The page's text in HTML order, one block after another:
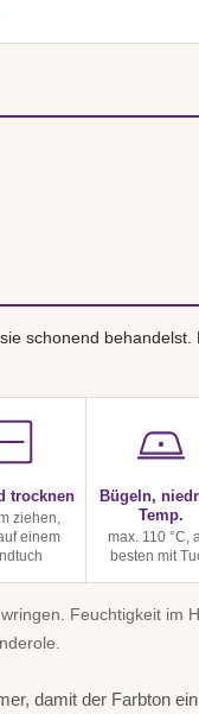
schonend
trocknen
ziehen,
einem
Bügeln,
Temp.
max. 110 °C,
besten mit
Feuchtigkeit im
damit der Farbton